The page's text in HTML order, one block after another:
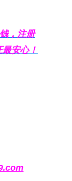
，注册
安心！